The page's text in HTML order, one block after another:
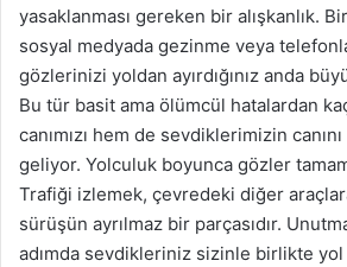
yasaklanması gereken bir alışkanlık.
sosyal medyada gezinme veya
gözlerinizi yoldan ayırdığınız anda
Bu tür basit ama ölümcül hatalardan
canımızı hem de sevdiklerimizin
geliyor. Yolculuk boyunca gözler
Trafiği izlemek, çevredeki diğer
sürüşün ayrılmaz bir parçasıdır.
adımda sevdikleriniz sizinle birlikte yol